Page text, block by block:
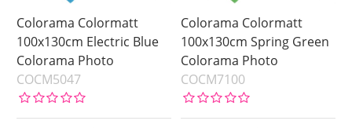
Colorama Colormatt
100x130cm Electric Blue
Colorama Photo
COCM5047
Colorama Colormatt
100x130cm Spring Green
Colorama Photo
COCM7100